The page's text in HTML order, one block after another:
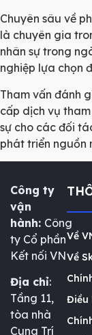
Chuyên sâu về
là chuyên gia
nhân sự trong
nghiệp lựa chọn
Tham vấn đánh
cấp dịch vụ
sự cho các đối
phát triển nguồn
Công ty
vận
hành: Công
ty Cổ phần
Kết nối VN
Địa chỉ:
Tầng 11,
tòa nhà
Cung Trí
Về
Về
Điều